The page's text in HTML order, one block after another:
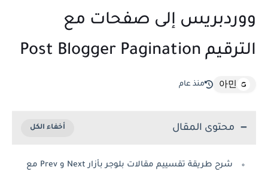
ووردبريس إلى صفحات مع
الترقيم Post Blogger Pagination
아민 منذ عام
محتوى المقال
شرح طريقة تقسييم مقالات بلوجر بأزار Next و Prev مع